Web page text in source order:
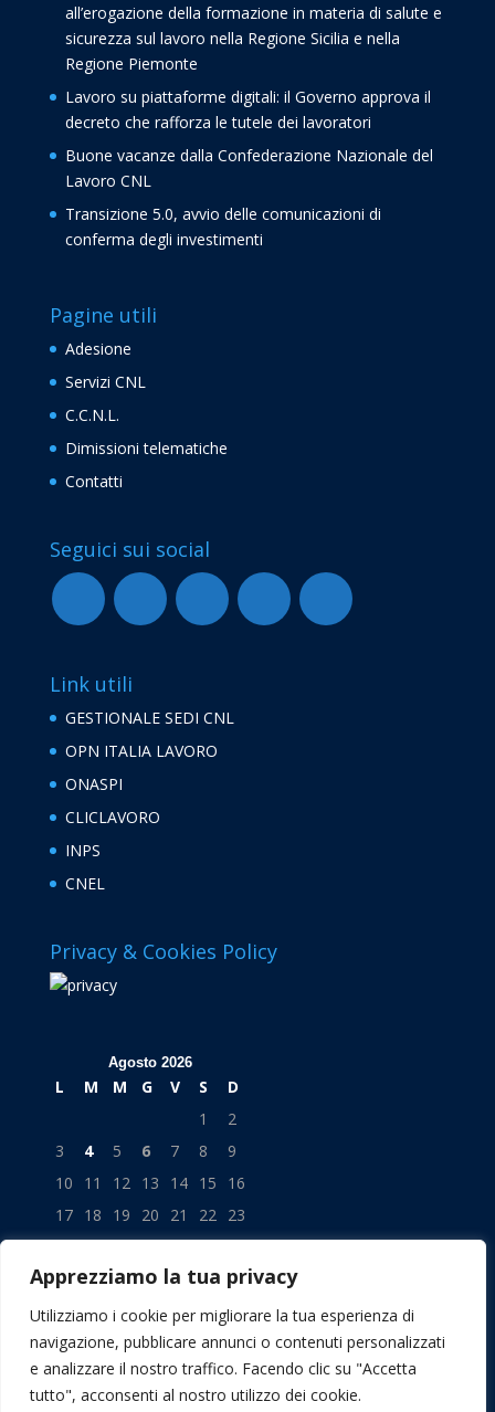
Apprezziamo la tua privacy
Utilizziamo i cookie per migliorare la tua esperienza di
navigazione, pubblicare annunci o contenuti personalizzati
e analizzare il nostro traffico. Facendo clic su "Accetta
tutto", acconsenti al nostro utilizzo dei cookie.
all’erogazione della formazione in materia di salute e
sicurezza sul lavoro nella Regione Sicilia e nella
Regione Piemonte
Lavoro su piattaforme digitali: il Governo approva il
decreto che rafforza le tutele dei lavoratori
Buone vacanze dalla Confederazione Nazionale del
Lavoro CNL
Transizione 5.0, avvio delle comunicazioni di
conferma degli investimenti
Pagine utili
Adesione
Servizi CNL
C.C.N.L.
Dimissioni telematiche
Contatti
Seguici sui social
Link utili
GESTIONALE SEDI CNL
OPN ITALIA LAVORO
ONASPI
CLICLAVORO
INPS
CNEL
Privacy & Cookies Policy
Agosto 2026
L M M G V S
D
1
2
3
4 5 6 7 8
9
10
11 12 13 14 15
16
17 18 19 20 21 22 23
24 25 26 27 28 29 30
31
« Lug